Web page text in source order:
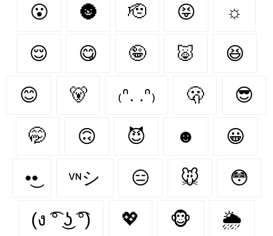
😮 🌚 🫡 😝 ☼
😌 😋 🤪 🐷 😆
😊 🐻‍ ₍ᐢ. .ᐢ₎ 🫢 😎
🤭 🙃 😈 ☻ 😀
•͜• ᵛᶰシ 😑 🐭 😳
(ง ͡° ͜ʖ ͡°) 💖 🐵 🌦